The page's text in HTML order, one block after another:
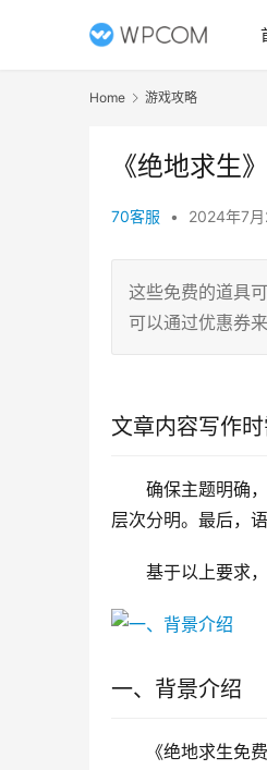
Home 游戏攻略
《绝地求生
70客服 • 2024年7
这些免费的道具
可以通过优惠券
文章内容写作时
确保主题明确
层次分明。最后，
基于以上要求
一、背景介绍
《绝地求生免